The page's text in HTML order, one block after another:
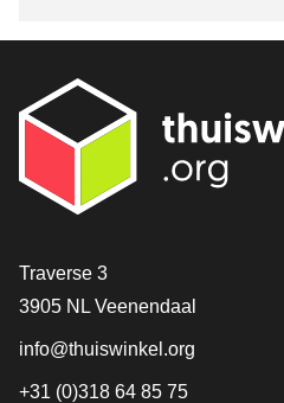
Contact
Traverse 3
3905 NL Veenendaal
info@thuiswinkel.org
+31 (0)318 64 85 75